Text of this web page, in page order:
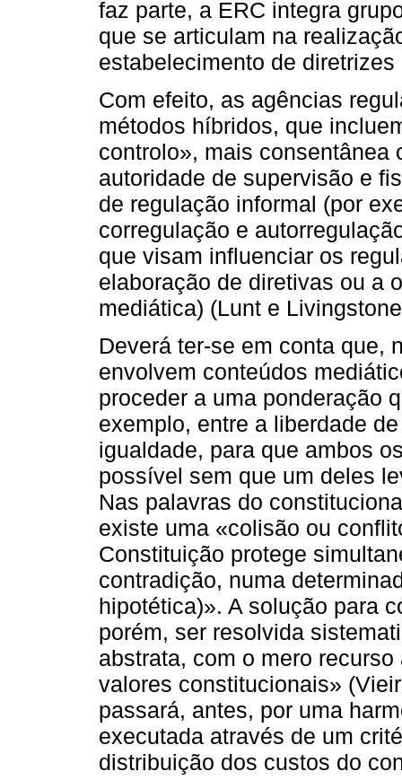
faz parte, a ERC integra
que se articulam na
estabelecimento de
Com efeito, as agências
métodos híbridos, que
controlo», mais consentânea
autoridade de supervisão e
de regulação informal (por
corregulação e
que visam influenciar os
elaboração de diretivas ou a
mediática) (Lunt e
Deverá ter‑se em conta que,
envolvem conteúdos
proceder a uma ponderação
exemplo, entre a liberdade
igualdade, para que ambos
possível sem que um deles
Nas palavras do
existe uma «colisão ou
Constituição protege
contradição, numa
hipotética)». A solução para
porém, ser resolvida
abstrata, com o mero
valores constitucionais»
passará, antes, por uma
executada através de um
distribuição dos custos do